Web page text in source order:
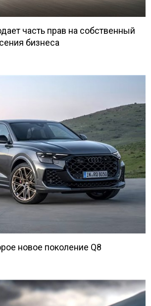
часть прав на собственный
бизнеса
новое поколение Q8